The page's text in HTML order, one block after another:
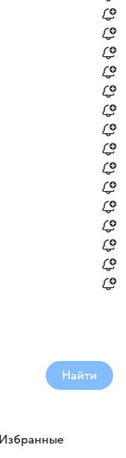
Найти
Избранные